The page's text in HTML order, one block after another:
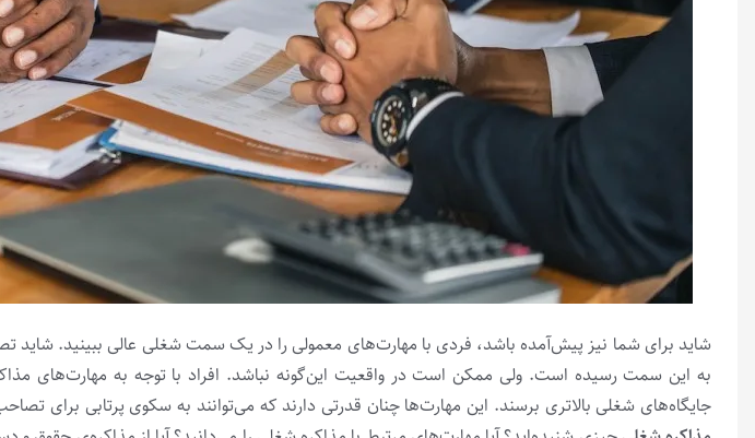
شاید برای شما نیز پیش‌آمده باشد، فردی با مهارت‌های معمولی را در یک سمت شغلی عالی ببینید.
به این سمت رسیده است. ولی ممکن است در واقعیت این‌گونه نباشد. افراد با توجه ‌به مهارت‌های
جایگاه‌های شغلی بالاتری برسند. این مهارت‌ها چنان قدرتی دارند که می‌توانند به سکوی پرتابی برای